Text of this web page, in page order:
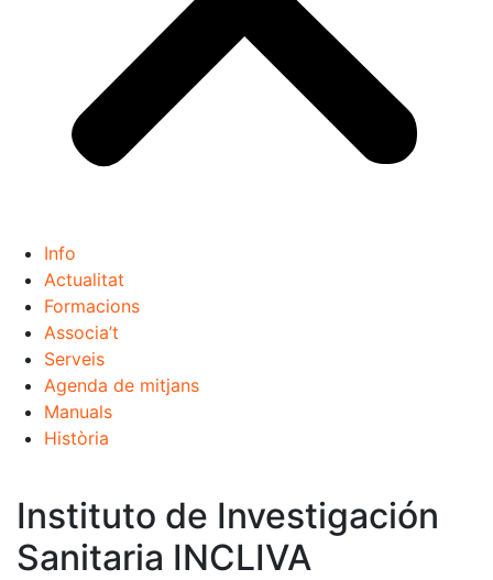
Info
Actualitat
Formacions
Associa’t
Serveis
Agenda de mitjans
Manuals
Història
Instituto de Investigación
Sanitaria INCLIVA